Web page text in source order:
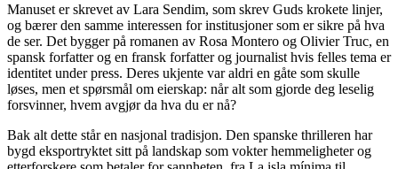
Manuset er skrevet av Lara Sendim, som skrev Guds krokete linjer,
og bærer den samme interessen for institusjoner som er sikre på hva
de ser. Det bygger på romanen av Rosa Montero og Olivier Truc, en
spansk forfatter og en fransk forfatter og journalist hvis felles tema er
identitet under press. Deres ukjente var aldri en gåte som skulle
løses, men et spørsmål om eierskap: når alt som gjorde deg leselig
forsvinner, hvem avgjør da hva du er nå?
Bak alt dette står en nasjonal tradisjon. Den spanske thrilleren har
bygd eksportryktet sitt på landskap som vokter hemmeligheter og